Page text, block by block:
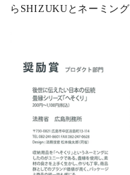
らSHIZUKUとネーミング